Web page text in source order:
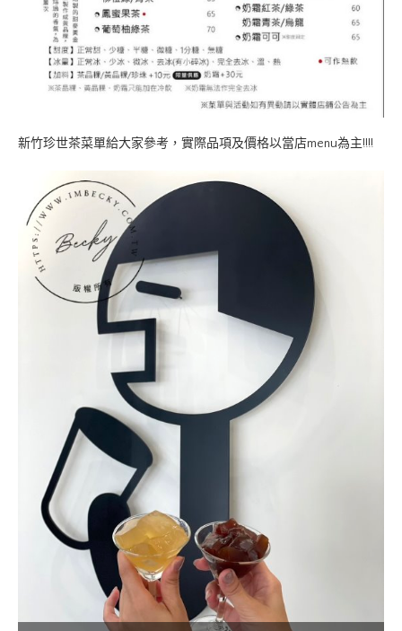
新竹珍世茶菜單給大家參考，實際品項及價格以當店menu為主!!!!